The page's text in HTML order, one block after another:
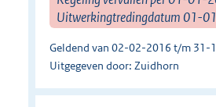
Uitwerkingtredingdatum 01-
Geldend van 02-02-2016 t/m 31-
Uitgegeven door: Zuidhorn